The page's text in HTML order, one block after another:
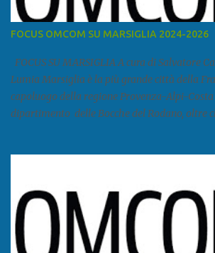
FOCUS OMCOM SU MARSIGLIA 2024-2026
FOCUS SU MARSIGLIA A cura di Salvatore
Lumia Marsiglia è la più grande città della
capoluogo della regione Provenza-Alpi-
dipartimento delle Bocche del Rodano, oltre
come area metropolitana. Studiare quanto
molto importante per la geopolitica
Marsiglia ha il porto in asse con la Corsica,
Napoli e le banlieu gemellate con le periferie
rapporto della DCSA è uno dei principali scali
sudamerica, in particolare Ecuador e Cile.